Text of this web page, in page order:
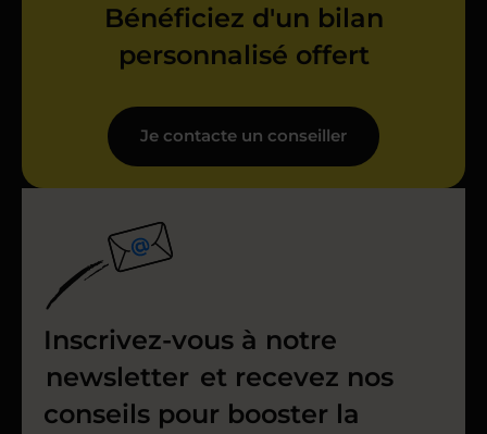
Bénéficiez d'un bilan
personnalisé offert
Je contacte un conseiller
Inscrivez-vous à notre
newsletter et recevez nos
conseils pour booster la